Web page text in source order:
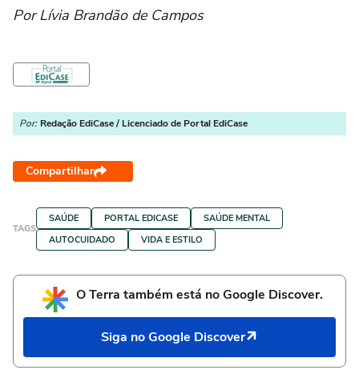
Por Lívia Brandão de Campos
Por: Redação EdiCase / Licenciado de Portal EdiCase
Compartilhar
TAGS
SAÚDE PORTAL EDICASE
SAÚDE MENTAL
AUTOCUIDADO
VIDA E ESTILO
O Terra também está no Google Discover.
Siga no Google Discover